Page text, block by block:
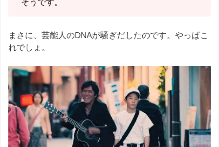
そうです。
まさに、芸能人のDNAが騒ぎだしたのです。やっぱこ
れでしょ。